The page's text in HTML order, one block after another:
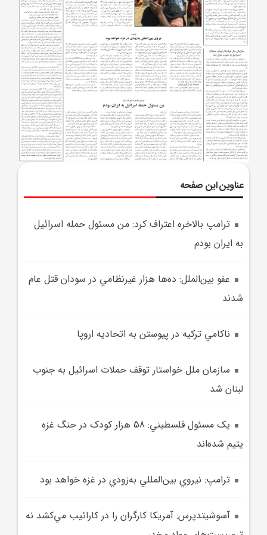
عناوین این صفحه
ترامپ بالاخره اعتراف کرد: من مسئول حمله اسرائيل
به ايران بودم
عفو بين‌الملل: ده‌ها هزار غيرنظامي در سودان قتل عام
شدند
ناکامي ترکيه در پيوستن به اتحاديه اروپا
سازمان ملل خواستار توقف حملات اسرائيل به جنوب
لبنان شد
يک مسئول فلسطيني: 58 هزار کودک در جنگ غزه
يتيم شده‌اند
ترامپ: نيروي بين‌المللي به‌زودي در غزه خواهد بود
آسوشيتدپرس: آمريکا کارگران را در کارائيب مي‌کشد نه